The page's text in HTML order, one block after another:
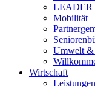
LEADER
Mobilität
Umwelt
Wirtschaft